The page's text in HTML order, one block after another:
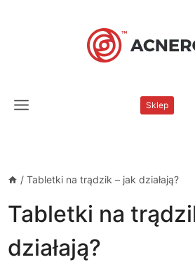
Sklep
/ Tabletki na trądzik – jak działają?
Tabletki na
działają?